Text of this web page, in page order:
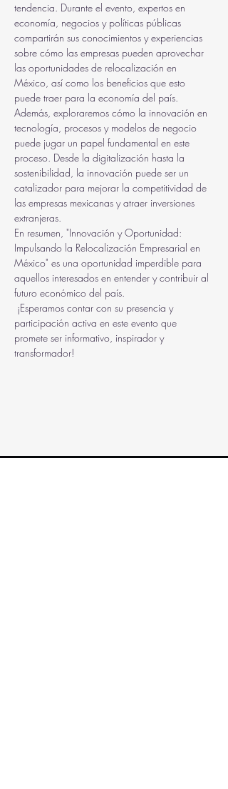
tendencia. Durante el evento, expertos en
economía, negocios y políticas públicas
compartirán sus conocimientos y experiencias
sobre cómo las empresas pueden aprovechar
las oportunidades de relocalización en
México, así como los beneficios que esto
puede traer para la economía del país.
Además, exploraremos cómo la innovación en
tecnología, procesos y modelos de negocio
puede jugar un papel fundamental en este
proceso. Desde la digitalización hasta la
sostenibilidad, la innovación puede ser un
catalizador para mejorar la competitividad de
las empresas mexicanas y atraer inversiones
extranjeras.
En resumen, "Innovación y Oportunidad:
Impulsando la Relocalización Empresarial en
México" es una oportunidad imperdible para
aquellos interesados en entender y contribuir al
futuro económico del país.
¡Esperamos contar con su presencia y
participación activa en este evento que
promete ser informativo, inspirador y
transformador!